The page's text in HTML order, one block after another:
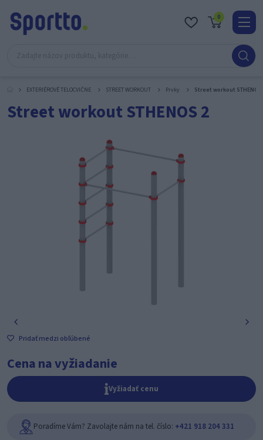
0
O
EXTERIÉROVÉ TELOCVIČNE STREET WORKOUT Prvky Street workout STHENOS
Street workout STHENOS 2
Pridať medzi obľúbené
Cena na vyžiadanie
Vyžiadať cenu
Poradíme Vám? Zavolajte nám na tel. číslo: +421 918 204 331